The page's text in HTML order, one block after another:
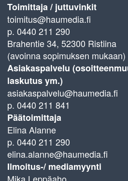
Toimittaja / juttuvinkit
toimitus@haumedia.fi
p. 0440 211 290
Brahentie 34, 52300 Ristiina
(avoinna sopimuksen mukaan)
Asiakaspalvelu
laskutus ym.)
asiakaspalvelu@haumedia.fi
p. 0440 211 841
Päätoimittaja
Elina Alanne
p. 0440 211 290
elina.alanne@haumedia.fi
Ilmoitus-/ mediamyynti